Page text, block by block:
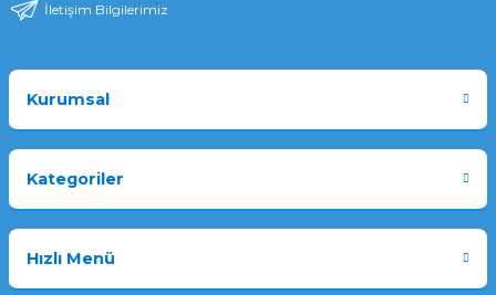
İletişim Bilgilerimiz
Kurumsal
Kategoriler
Hızlı Menü